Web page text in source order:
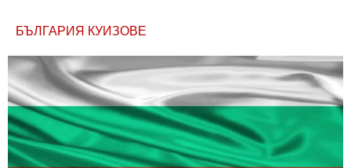
БЪЛГАРИЯ КУИЗОВЕ